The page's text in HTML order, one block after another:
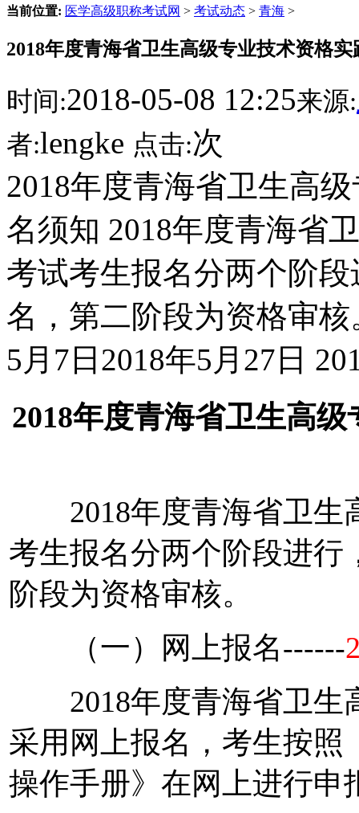
当前位置: 医学高级职称考试网 > 考试动态 > 青海 >
2018年度青海省卫生高级专业技术资格
时间:2018-05-08 12:25来源:
者:lengke 点击:次
2018年度青海省卫生高
名须知 2018年度青海省
考试考生报名分两个阶
名，第二阶段为资格审
5月7日2018年5月27日
2018年度青海省卫生高
2018年度青海省卫生
考生报名分两个阶段进行
阶段为资格审核。
（一）网上报名------
2018年度青海省卫生
采用网上报名，考生按照
操作手册》在网上进行申